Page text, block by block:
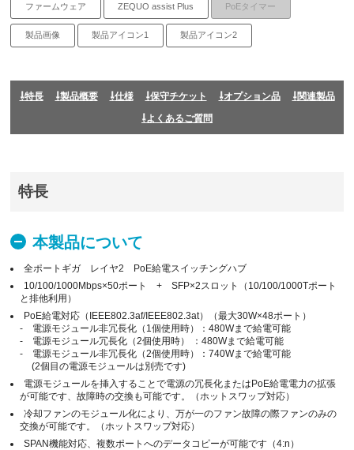
ファームウェア ZEQUO assist Plus PoEタイマー
製品画像 製品アイコン1 製品アイコン2
特長 製品概要 仕様 保守チケット オプション品
関連製品
よくあるご質問
特長
本製品について
全ポートギガ レイヤ2 PoE給電スイッチングハブ
10/100/1000Mbps×50ポート + SFP×2スロット（10/100/1000Tポート
と排他利用）
PoE給電対応（IEEE802.3af/IEEE802.3at）（最大30W×48ポート）
- 電源モジュール非冗長化（1個使用時）：480Wまで給電可能
- 電源モジュール冗長化（2個使用時） ：480Wまで給電可能
- 電源モジュール非冗長化（2個使用時）：740Wまで給電可能
(2個目の電源モジュールは別売です)
電源モジュールを挿入することで電源の冗長化またはPoE給電電力の拡張
が可能です、故障時の交換も可能です。（ホットスワップ対応）
冷却ファンのモジュール化により、万が一のファン故障の際ファンのみの
交換が可能です。（ホットスワップ対応）
SPAN機能対応、複数ポートへのデータコピーが可能です（4:n）